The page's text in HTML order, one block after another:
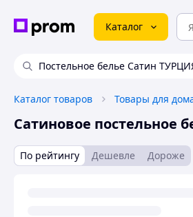
Каталог
Постельное белье Сатин
Каталог товаров Товары для
Сатиновое постельное
По рейтингу Дешевле Дороже